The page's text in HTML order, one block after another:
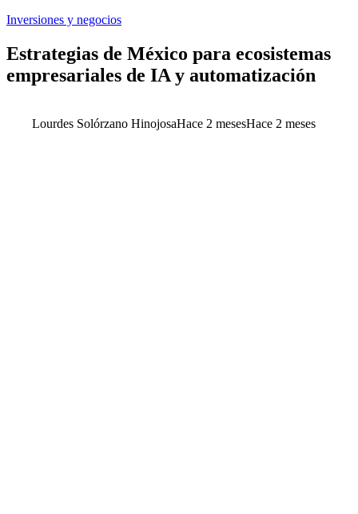
Inversiones y negocios
Estrategias de México para ecosistemas
empresariales de IA y automatización
Lourdes Solórzano HinojosaHace 2 mesesHace 2 meses